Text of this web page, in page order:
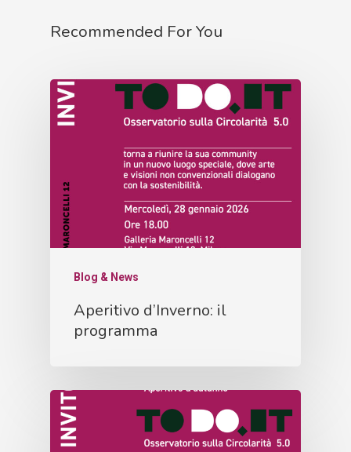
Recommended For You
Blog & News
Aperitivo d’Inverno: il
programma